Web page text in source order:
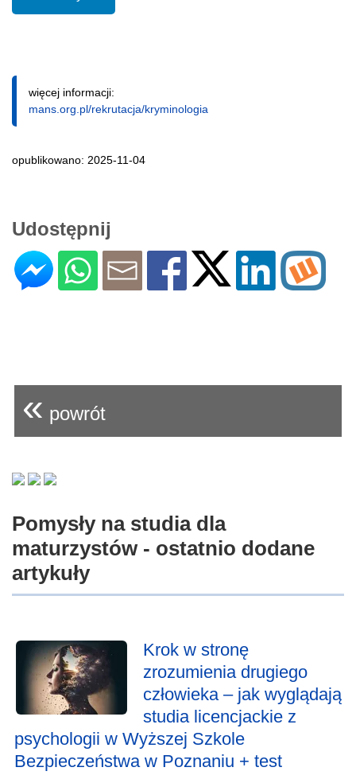
więcej informacji:
mans.org.pl/rekrutacja/kryminologia
opublikowano: 2025-11-04
Udostępnij
« powrót
Pomysły na studia dla
maturzystów - ostatnio dodane
artykuły
Krok w stronę
zrozumienia drugiego
człowieka – jak wyglądają
studia licencjackie z
psychologii w Wyższej Szkole
Bezpieczeństwa w Poznaniu + test